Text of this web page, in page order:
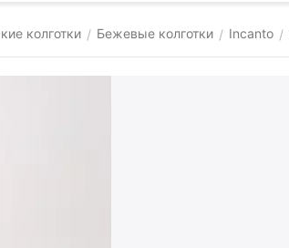
колготки / Бежевые колготки / Incanto /